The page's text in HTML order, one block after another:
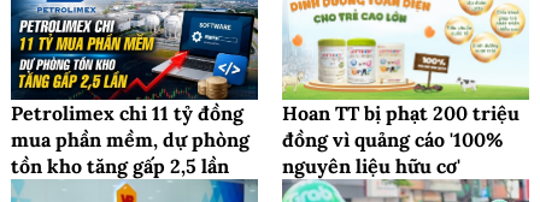
Petrolimex chi 11 tỷ đồng
mua phần mềm, dự phòng
tồn kho tăng gấp 2,5 lần
Hoan TT bị phạt 200 triệu
đồng vì quảng cáo '100%
nguyên liệu hữu cơ'